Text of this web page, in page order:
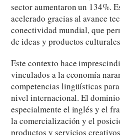
sector aumentaron un 134%.
acelerado gracias al avance
conectividad mundial, que
de ideas y productos
Este contexto hace
vinculados a la economía
competencias lingüísticas
nivel internacional. El
especialmente el inglés y el
la comercialización y el
productos y servicios